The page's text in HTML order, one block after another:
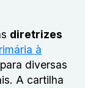
diretrizes
à
diversas
A cartilha